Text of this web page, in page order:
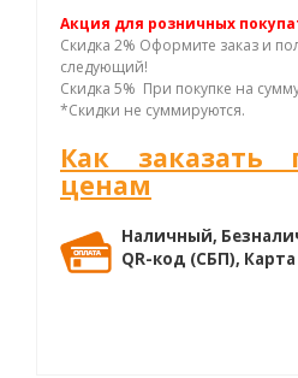
Акция для розничных
Скидка 2% Оформите заказ и
следующий!
Скидка 5% При покупке на
*Скидки не суммируются.
Как заказать
ценам
Наличный,
QR-код (СБП), Карта